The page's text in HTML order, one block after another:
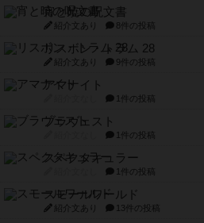
宵と暁の呪文書
紹介文あり 8件の投稿
リスボン・トラム 28
紹介文あり 9件の投稿
アマナイト
1件の投稿
ブラヴェスト
1件の投稿
スペクタキュラー
1件の投稿
スモールワールド
紹介文あり 13件の投稿